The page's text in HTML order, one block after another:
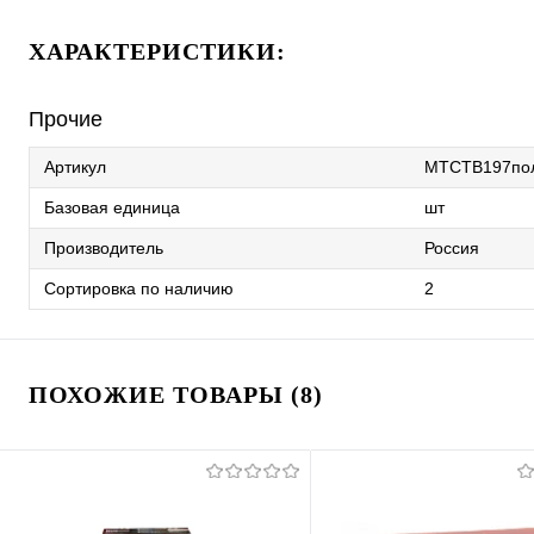
ХАРАКТЕРИСТИКИ:
Прочие
Артикул
Базовая единица шт
Производитель Россия
Сортировка по наличию 2
ПОХОЖИЕ ТОВАРЫ (8)